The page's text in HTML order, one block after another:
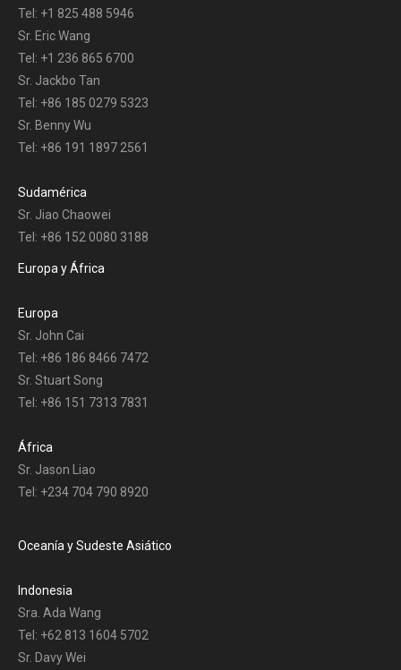
Tel: +1 825 488 5946
Sr. Eric Wang
Tel: +1 236 865 6700
Sr. Jackbo Tan
Tel: +86 185 0279 5323
Sr. Benny Wu
Tel: +86 191 1897 2561
Sudamérica
Sr. Jiao Chaowei
Tel: +86 152 0080 3188
Europa y África
Europa
Sr. John Cai
Tel: +86 186 8466 7472
Sr. Stuart Song
Tel: +86 151 7313 7831
África
Sr. Jason Liao
Tel: +234 704 790 8920
Oceanía y Sudeste Asiático
Indonesia
Sra. Ada Wang
Tel: +62 813 1604 5702
Sr. Davy Wei